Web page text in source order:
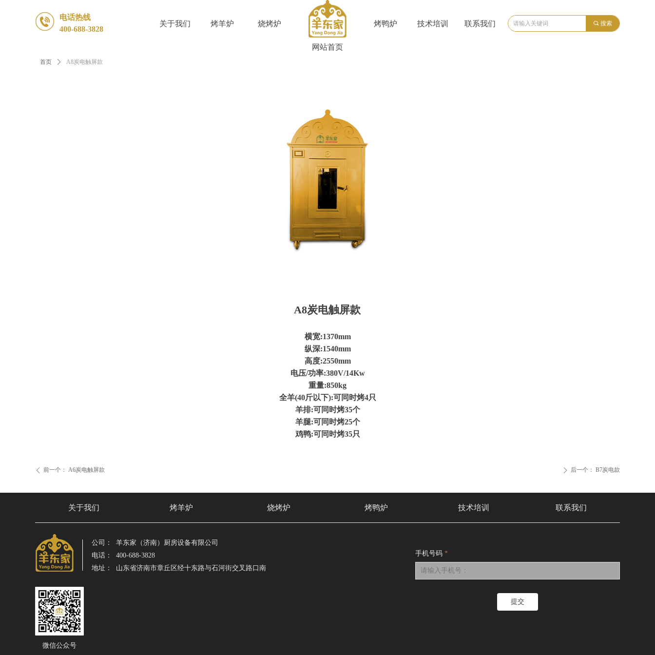
电话热线
400-688-3828
关于我们 烤羊炉 烧烤炉 烤鸭炉 技术培训 联系我们 끠 搜索
网站首页
A8炭电触屏款
ꄴ 前一个： A6炭电触屏款 ꄲ 后一个： B7炭电款
横宽:1370mm
纵深:1540mm
高度:2550mm
电压/功率:380V/14Kw
重量:850kg
全羊(40斤以下):可同时烤4只
羊排:可同时烤35个
羊腿:可同时烤25个
鸡鸭:可同时烤35只
首页 ꄲ A8炭电触屏款
公司：
羊东家（济南）厨房设备有限公司
电话：
400-688-3828
地址：
山东省济南市章丘区经十东路与石河街交叉路口南
微信公众号
关于我们 烤羊炉 烧烤炉 烤鸭炉 技术培训 联系我们
手机号码 *
提交